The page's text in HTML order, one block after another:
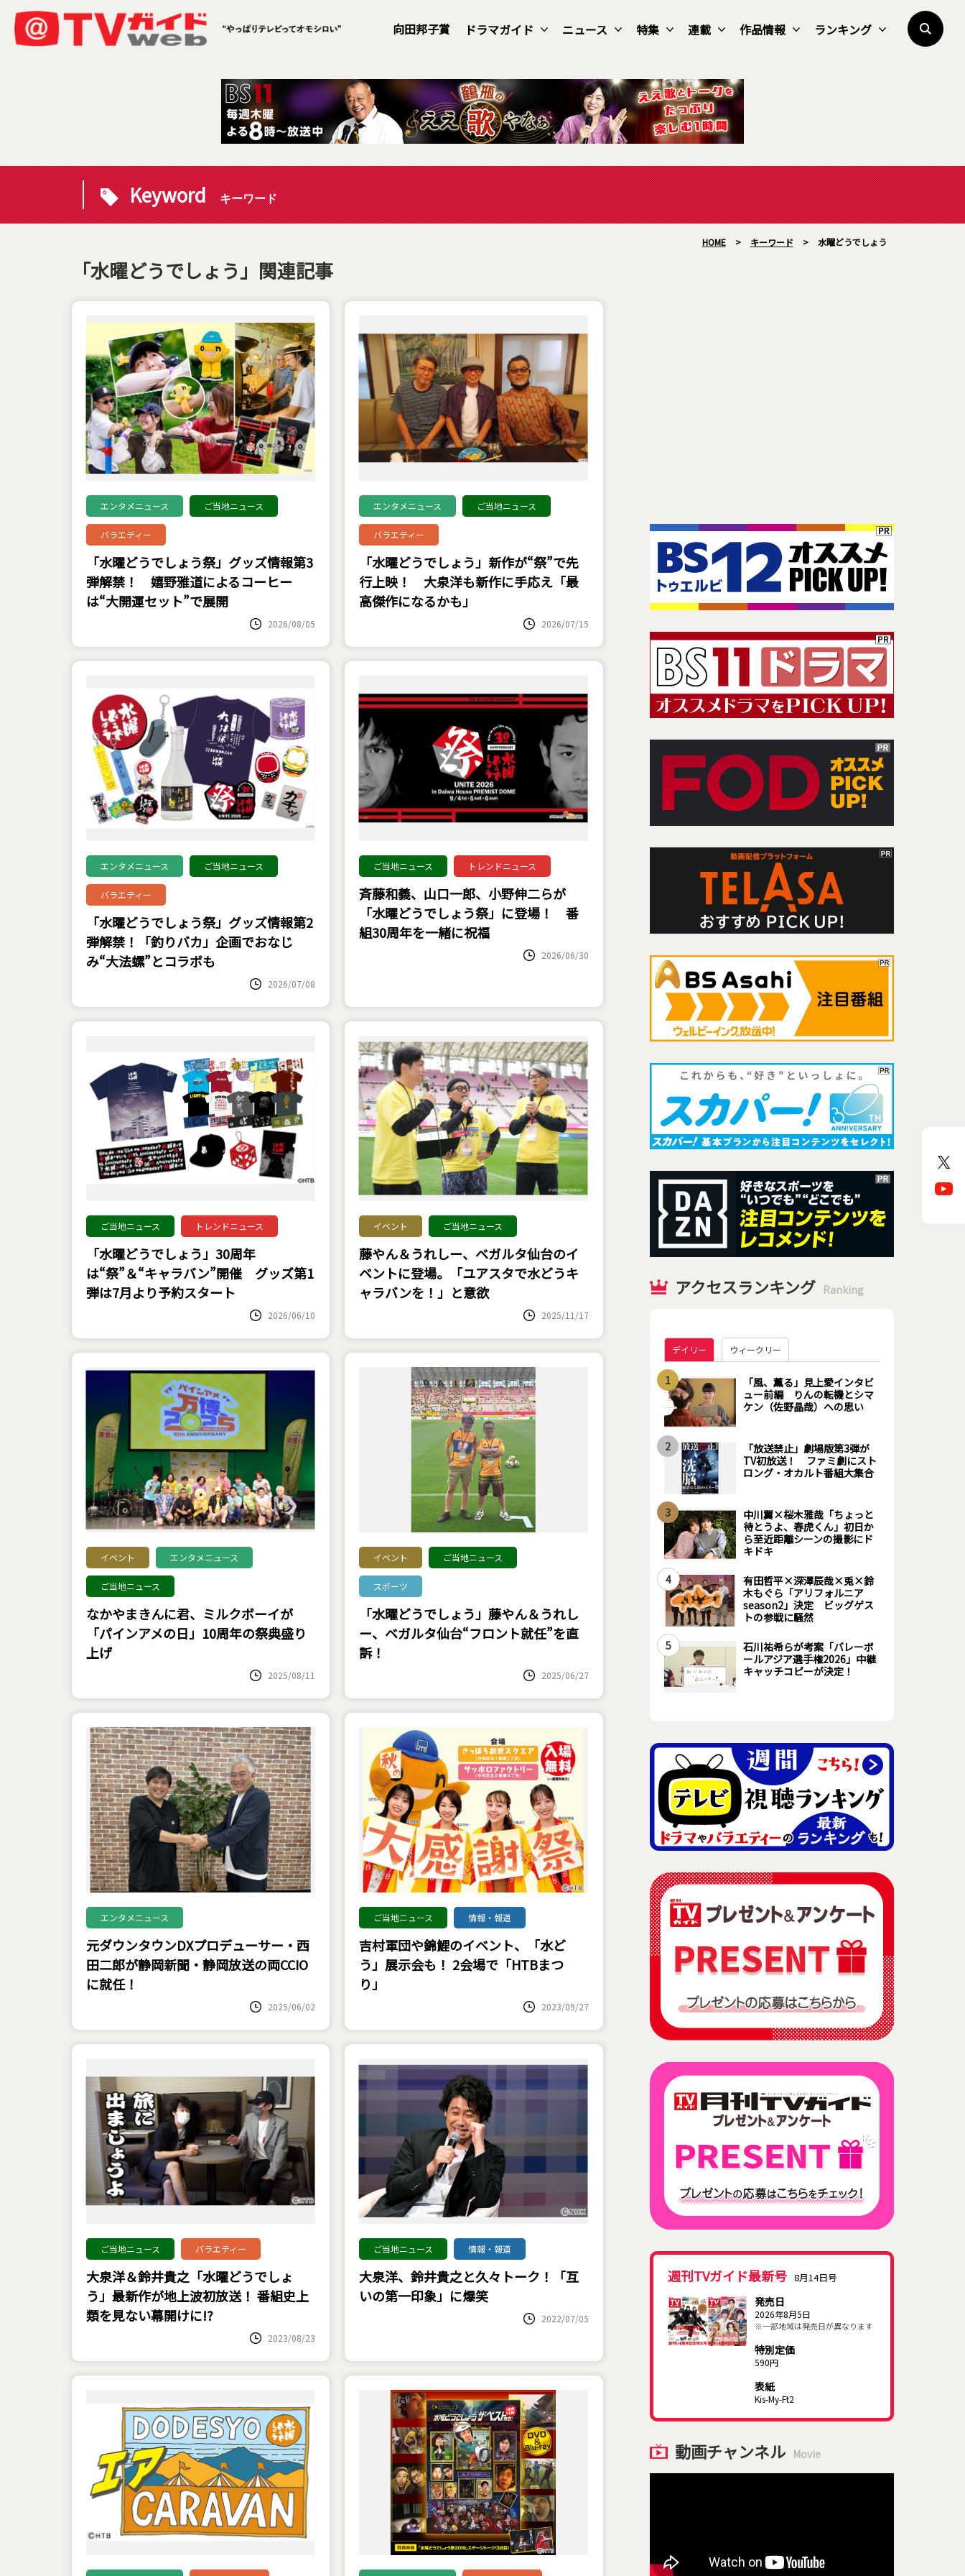
向田邦子賞 ドラマガイド ニュース 特集 連載 作品情報 ランキング
Keyword キーワード
HOME > キーワード > 水曜どうでしょう
「水曜どうでしょう」関連記事
エンタメニュース ご当地ニュース
バラエティー
「水曜どうでしょう祭」グッズ情報第3
弾解禁！ 嬉野雅道によるコーヒー
は“大開運セット”で展開
2026/08/05
エンタメニュース ご当地ニュース
バラエティー
「水曜どうでしょう」新作が“祭”で先
行上映！ 大泉洋も新作に手応え「最
高傑作になるかも」
2026/07/15
エンタメニュース ご当地ニュース
バラエティー
「水曜どうでしょう祭」グッズ情報第2
弾解禁！「釣りバカ」企画でおなじ
み“大法螺”とコラボも
2026/07/08
ご当地ニュース トレンドニュース
斉藤和義、山口一郎、小野伸二らが
「水曜どうでしょう祭」に登場！ 番
組30周年を一緒に祝福
2026/06/30
ご当地ニュース トレンドニュース
「水曜どうでしょう」30周年
は“祭”＆“キャラバン”開催 グッズ第1
弾は7月より予約スタート
2026/06/10
イベント ご当地ニュース
藤やん＆うれしー、ベガルタ仙台のイ
ベントに登場。「ユアスタで水どうキ
ャラバンを！」と意欲
2025/11/17
イベント エンタメニュース
ご当地ニュース
なかやまきんに君、ミルクボーイが
「パインアメの日」10周年の祭典盛り
上げ
2025/08/11
イベント ご当地ニュース
スポーツ
「水曜どうでしょう」藤やん＆うれし
ー、ベガルタ仙台“フロント就任”を直
訴！
2025/06/27
エンタメニュース
元ダウンタウンDXプロデューサー・西
田二郎が静岡新聞・静岡放送の両CCIO
に就任！
2025/06/02
ご当地ニュース 情報・報道
吉村軍団や錦鯉のイベント、「水ど
う」展示会も！ 2会場で「HTBまつ
り」
2023/09/27
ご当地ニュース バラエティー
大泉洋＆鈴井貴之「水曜どうでしょ
う」最新作が地上波初放送！ 番組史上
類を見ない幕開けに!?
2023/08/23
ご当地ニュース 情報・報道
大泉洋、鈴井貴之と久々トーク！「互
いの第一印象」に爆笑
2022/07/05
アクセスランキング Ranking
デイリー ウィークリー
1
「風、薫る」見上愛インタビ
ュー前編 りんの転機とシマ
ケン（佐野晶哉）への思い
2
「放送禁止」劇場版第3弾が
TV初放送！ ファミ劇にスト
ロング・オカルト番組大集合
3
中川翼×桜木雅哉「ちょっと
待とうよ、春虎くん」初日か
ら至近距離シーンの撮影にド
キドキ
4
有田哲平×深澤辰哉×兎×鈴
木もぐら「アリフォルニア
season2」決定 ビッグゲス
トの参戦に騒然
5
石川祐希らが考案「バレーボ
ールアジア選手権2026」中継
キャッチコピーが決定！
週刊TVガイド最新号 8月14日号
発売日
2026年8月5日
※一部地域は発売日が異なります
特別定価
590円
表紙
Kis-My-Ft2
動画チャンネル Movie